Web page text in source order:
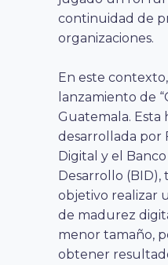
continuidad de
organizaciones.
En este contexto,
lanzamiento de
Guatemala. Esta
desarrollada por
Digital y el
Desarrollo (BID),
objetivo realizar
de madurez
menor tamaño,
obtener